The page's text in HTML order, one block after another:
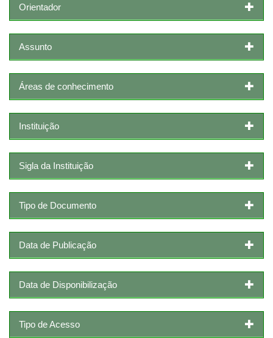
Orientador
Assunto
Áreas de conhecimento
Instituição
Sigla da Instituição
Tipo de Documento
Data de Publicação
Data de Disponibilização
Tipo de Acesso